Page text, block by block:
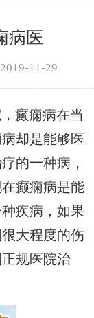
病医
11-29
癫痫病在当
却是能够医
的一种病，
癫痫病是能
疾病，如果
大程度的伤
规医院治